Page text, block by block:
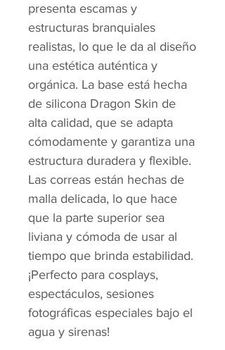
presenta escamas y
estructuras branquiales
realistas, lo que le da al diseño
una estética auténtica y
orgánica. La base está hecha
de silicona Dragon Skin de
alta calidad, que se adapta
cómodamente y garantiza una
estructura duradera y flexible.
Las correas están hechas de
malla delicada, lo que hace
que la parte superior sea
liviana y cómoda de usar al
tiempo que brinda estabilidad.
¡Perfecto para cosplays,
espectáculos, sesiones
fotográficas especiales bajo el
agua y sirenas!